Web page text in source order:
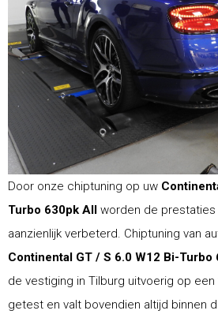
Door onze chiptuning op uw
Turbo 630pk All worden de prestaties
aanzienlijk verbeterd. Chiptuning van
Continental GT / S 6.0 W12 Bi-Turbo
de vestiging in Tilburg uitvoerig op
getest en valt bovendien altijd binnen